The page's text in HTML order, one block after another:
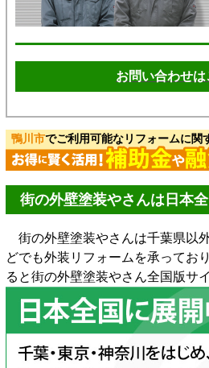
お問い合わせは
鴨川市でご利用可能なリフォームに関
街の外壁塗装やさんは日本
街の外壁塗装やさんは千葉県以
どでも外装リフォームを承ってお
ると街の外壁塗装やさん全国版サ